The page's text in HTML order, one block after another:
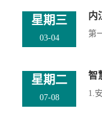
星期三
03-04
内
第
星期二
07-08
智
1.